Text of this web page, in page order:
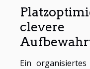
clevere
Ein